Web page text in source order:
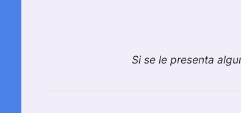
Si se le presenta